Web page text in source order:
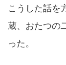
こうした話を
蔵、おたつの
った。